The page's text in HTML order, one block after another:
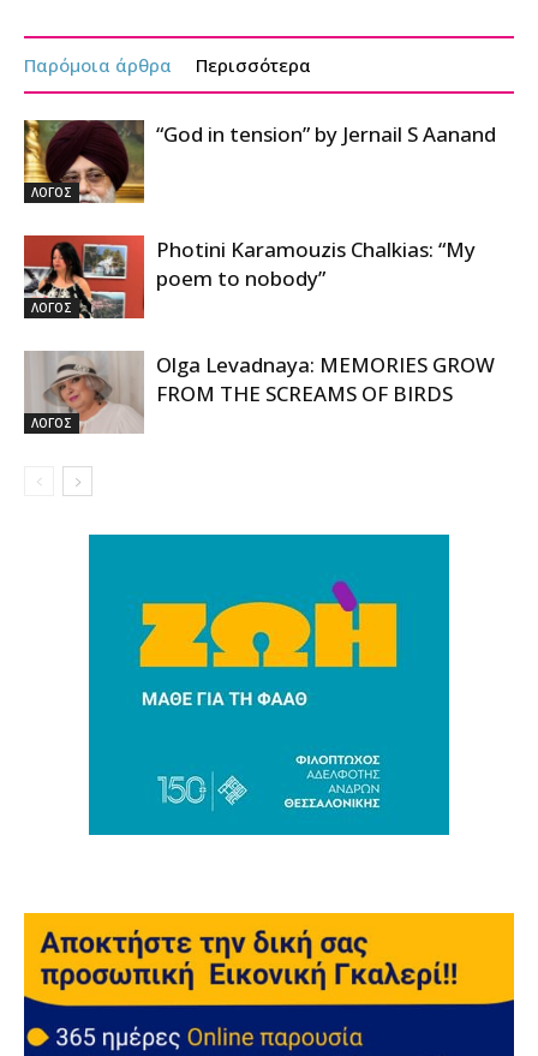
Παρόμοια άρθρα Περισσότερα
ΛΟΓΟΣ
“God in tension” by Jernail S Aanand
ΛΟΓΟΣ
Photini Karamouzis Chalkias: “My
poem to nobody”
ΛΟΓΟΣ
Olga Levadnaya: MEMORIES GROW
FROM THE SCREAMS OF BIRDS